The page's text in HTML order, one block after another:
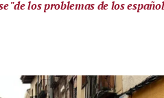
"de los problemas de los